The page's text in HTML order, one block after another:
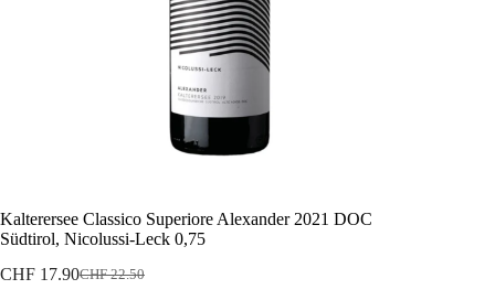
Kalterersee Classico Superiore Alexander 2021 DOC
Südtirol, Nicolussi-Leck 0,75
CHF22.50
Il
CHF 17.90
Il